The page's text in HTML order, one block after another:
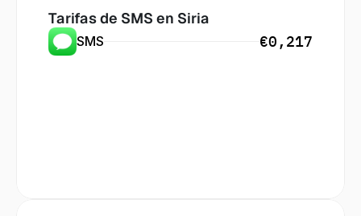
Tarifas de SMS en Siria
SMS €0,217